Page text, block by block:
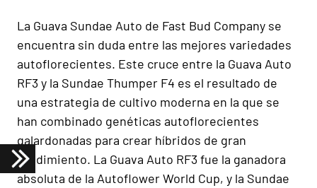
La Guava Sundae Auto de Fast Bud Company se
encuentra sin duda entre las mejores variedades
autoflorecientes. Este cruce entre la Guava Auto
RF3 y la Sundae Thumper F4 es el resultado de
una estrategia de cultivo moderna en la que se
han combinado genéticas autoflorecientes
galardonadas para crear híbridos de gran
rendimiento. La Guava Auto RF3 fue la ganadora
absoluta de la Autoflower World Cup, y la Sundae